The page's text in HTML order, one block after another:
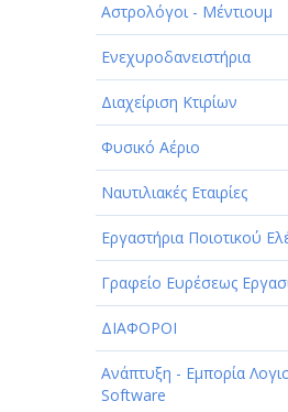
Αστρολόγοι - Μέντιουμ
Ενεχυροδανειστήρια
Διαχείριση Κτιρίων
Φυσικό Αέριο
Ναυτιλιακές Εταιρίες
Εργαστήρια Ποιοτικού
Γραφείο Ευρέσεως
ΔΙΑΦΟΡΟΙ
Ανάπτυξη - Εμπορία
Software